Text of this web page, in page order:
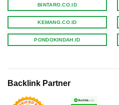
BINTARO.CO.ID
KEMANG.CO.ID
PONDOKINDAH.ID
Backlink Partner